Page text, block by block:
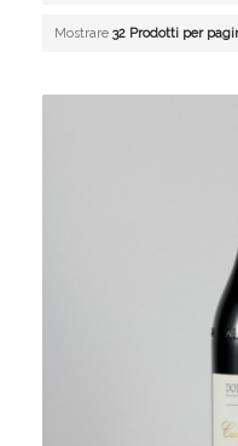
Mostrare 32 Prodotti per